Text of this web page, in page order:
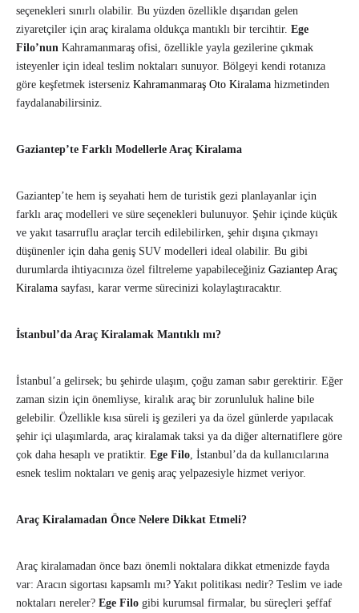
seçenekleri sınırlı olabilir. Bu yüzden özellikle dışarıdan gelen
ziyaretçiler için araç kiralama oldukça mantıklı bir tercihtir. Ege
Filo’nun Kahramanmaraş ofisi, özellikle yayla gezilerine çıkmak
isteyenler için ideal teslim noktaları sunuyor. Bölgeyi kendi rotanıza
göre keşfetmek isterseniz Kahramanmaraş Oto Kiralama hizmetinden
faydalanabilirsiniz.
Gaziantep’te Farklı Modellerle Araç Kiralama
Gaziantep’te hem iş seyahati hem de turistik gezi planlayanlar için
farklı araç modelleri ve süre seçenekleri bulunuyor. Şehir içinde küçük
ve yakıt tasarruflu araçlar tercih edilebilirken, şehir dışına çıkmayı
düşünenler için daha geniş SUV modelleri ideal olabilir. Bu gibi
durumlarda ihtiyacınıza özel filtreleme yapabileceğiniz Gaziantep Araç
Kiralama sayfası, karar verme sürecinizi kolaylaştıracaktır.
İstanbul’da Araç Kiralamak Mantıklı mı?
İstanbul’a gelirsek; bu şehirde ulaşım, çoğu zaman sabır gerektirir. Eğer
zaman sizin için önemliyse, kiralık araç bir zorunluluk haline bile
gelebilir. Özellikle kısa süreli iş gezileri ya da özel günlerde yapılacak
şehir içi ulaşımlarda, araç kiralamak taksi ya da diğer alternatiflere göre
çok daha hesaplı ve pratiktir. Ege Filo, İstanbul’da da kullanıcılarına
esnek teslim noktaları ve geniş araç yelpazesiyle hizmet veriyor.
Araç Kiralamadan Önce Nelere Dikkat Etmeli?
Araç kiralamadan önce bazı önemli noktalara dikkat etmenizde fayda
var: Aracın sigortası kapsamlı mı? Yakıt politikası nedir? Teslim ve iade
noktaları nereler? Ege Filo gibi kurumsal firmalar, bu süreçleri şeffaf